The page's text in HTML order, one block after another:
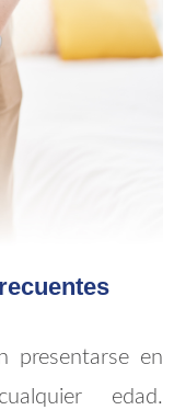
presentarse en
edad.